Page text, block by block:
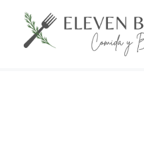
Saltar
contenido